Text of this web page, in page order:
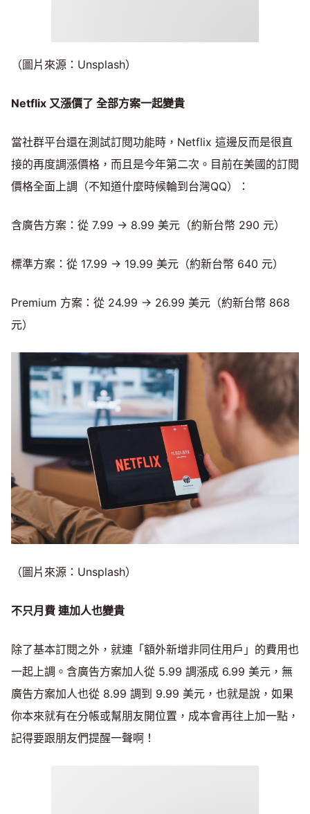
（圖片來源：Unsplash）
Netflix 又漲價了 全部方案一起變貴
當社群平台還在測試訂閱功能時，Netflix 這邊反而是很直
接的再度調漲價格，而且是今年第二次。目前在美國的訂閱
價格全面上調（不知道什麼時候輪到台灣QQ）：
含廣告方案：從 7.99 → 8.99 美元（約新台幣 290 元）
標準方案：從 17.99 → 19.99 美元（約新台幣 640 元）
Premium 方案：從 24.99 → 26.99 美元（約新台幣 868
元）
（圖片來源：Unsplash）
不只月費 連加人也變貴
除了基本訂閱之外，就連「額外新增非同住用戶」的費用也
一起上調。含廣告方案加人從 5.99 調漲成 6.99 美元，無
廣告方案加人也從 8.99 調到 9.99 美元，也就是說，如果
你本來就有在分帳或幫朋友開位置，成本會再往上加一點，
記得要跟朋友們提醒一聲啊！